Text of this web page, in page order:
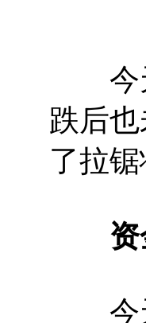
今天
跌后
了拉
资
今天